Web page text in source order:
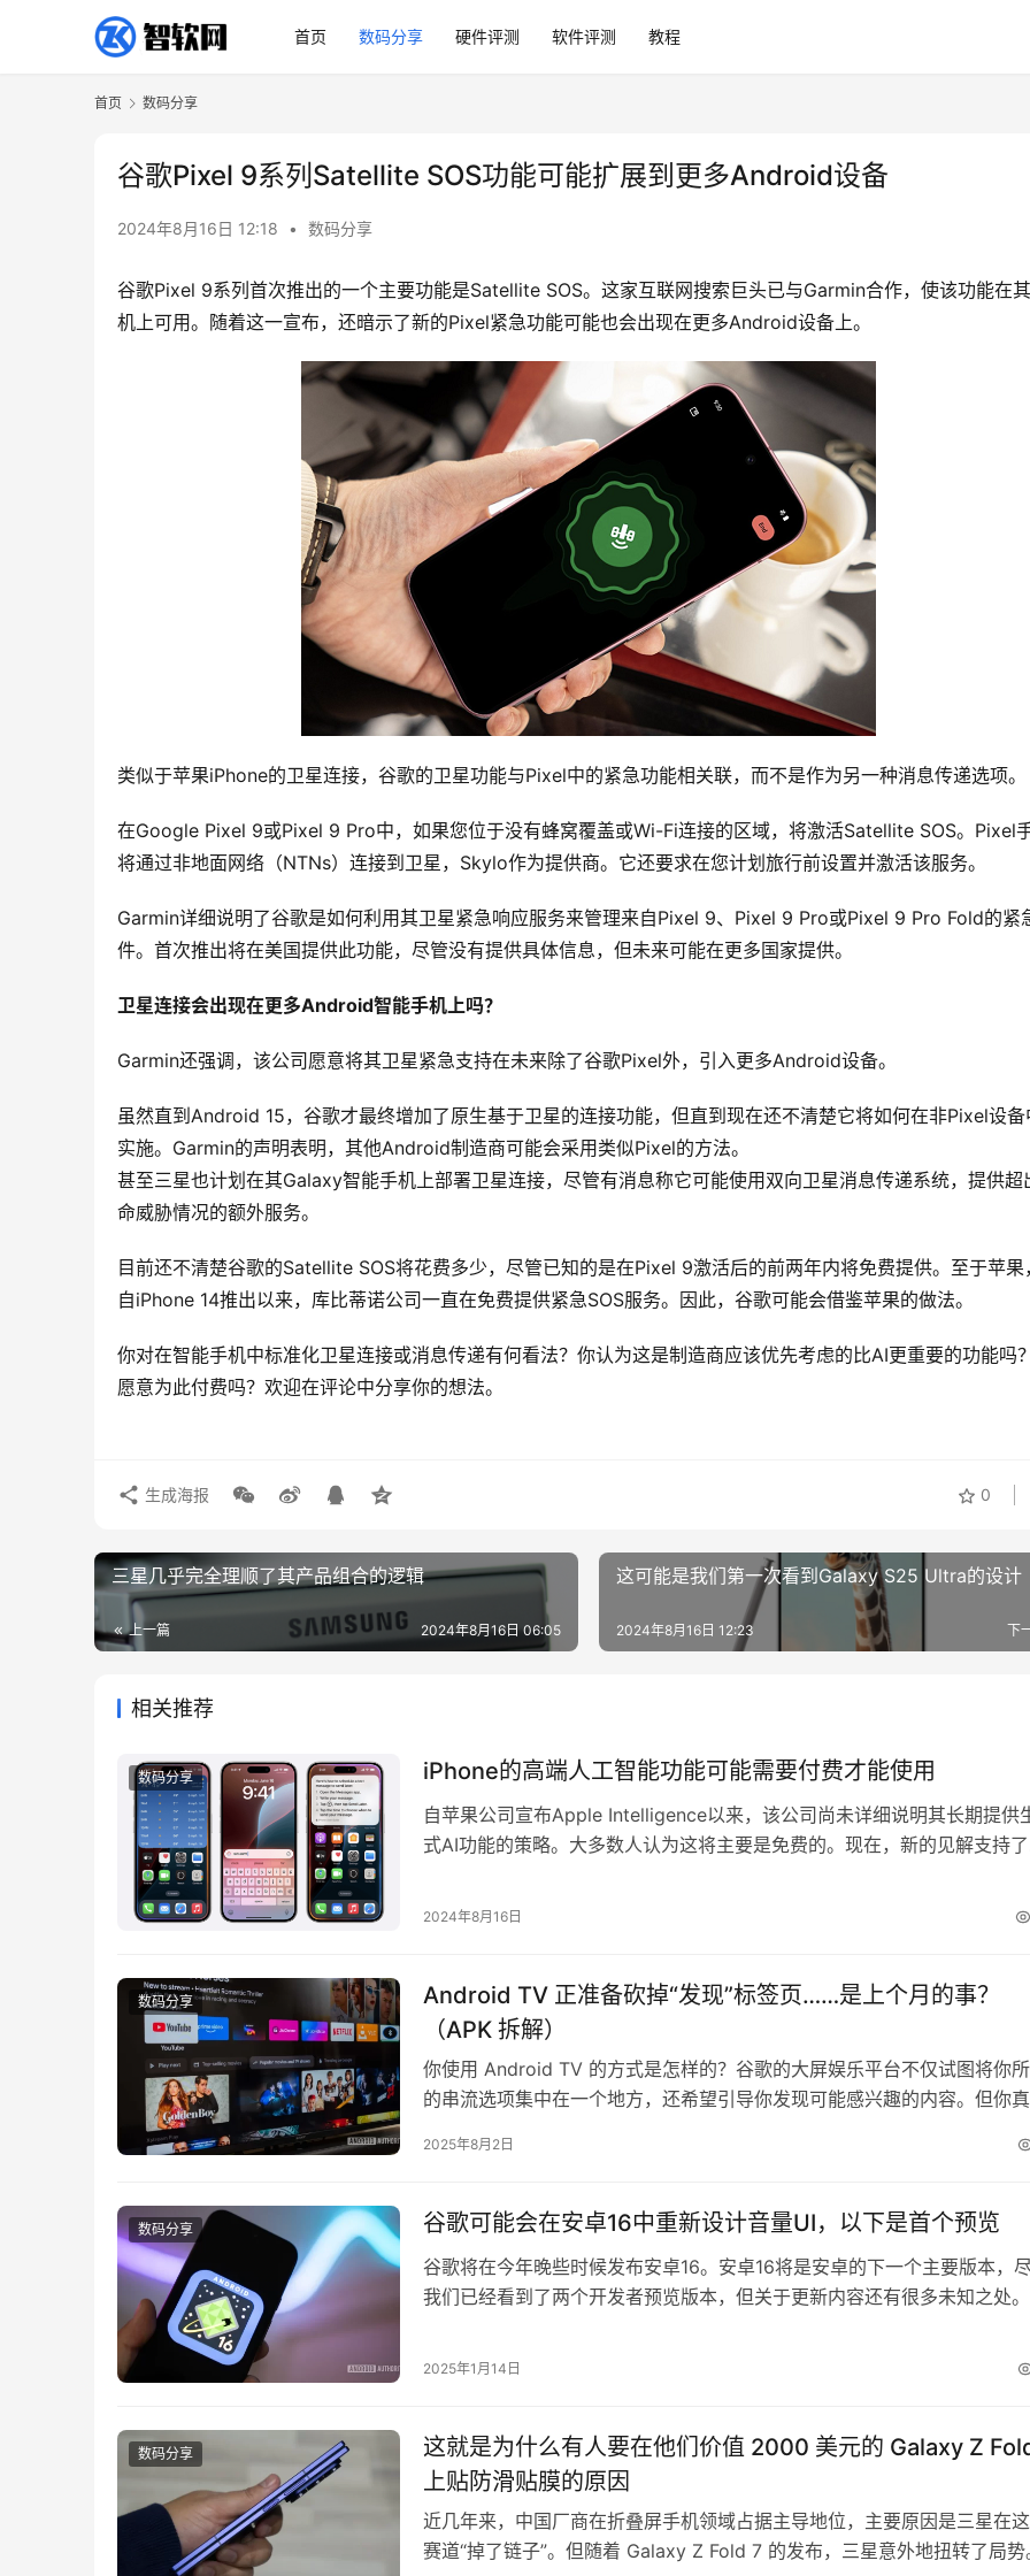
首页 数码分享 硬件评测 软件评测 教程
首页 数码分享
谷歌Pixel 9系列Satellite SOS功能可能扩展到更多Android设备
2024年8月16日 12:18 • 数码分享
谷歌Pixel 9系列首次推出的一个主要功能是Satellite SOS。这家互联网搜索巨头已与Garmin合作，使该功能在
机上可用。随着这一宣布，还暗示了新的Pixel紧急功能可能也会出现在更多Android设备上。
类似于苹果iPhone的卫星连接，谷歌的卫星功能与Pixel中的紧急功能相关联，而不是作为另一种消息传递选项。
在Google Pixel 9或Pixel 9 Pro中，如果您位于没有蜂窝覆盖或Wi-Fi连接的区域，将激活Satellite SOS。Pixel
将通过非地面网络（NTNs）连接到卫星，Skylo作为提供商。它还要求在您计划旅行前设置并激活该服务。
Garmin详细说明了谷歌是如何利用其卫星紧急响应服务来管理来自Pixel 9、Pixel 9 Pro或Pixel 9 Pro Fold的紧
件。首次推出将在美国提供此功能，尽管没有提供具体信息，但未来可能在更多国家提供。
卫星连接会出现在更多Android智能手机上吗？
Garmin还强调，该公司愿意将其卫星紧急支持在未来除了谷歌Pixel外，引入更多Android设备。
虽然直到Android 15，谷歌才最终增加了原生基于卫星的连接功能，但直到现在还不清楚它将如何在非Pixel设备
实施。Garmin的声明表明，其他Android制造商可能会采用类似Pixel的方法。
甚至三星也计划在其Galaxy智能手机上部署卫星连接，尽管有消息称它可能使用双向卫星消息传递系统，提供超
命威胁情况的额外服务。
目前还不清楚谷歌的Satellite SOS将花费多少，尽管已知的是在Pixel 9激活后的前两年内将免费提供。至于苹果，
自iPhone 14推出以来，库比蒂诺公司一直在免费提供紧急SOS服务。因此，谷歌可能会借鉴苹果的做法。
你对在智能手机中标准化卫星连接或消息传递有何看法？你认为这是制造商应该优先考虑的比AI更重要的功能吗
愿意为此付费吗？欢迎在评论中分享你的想法。
0
生成海报
三星几乎完全理顺了其产品组合的逻辑
上一篇 2024年8月16日 06:05
这可能是我们第一次看到Galaxy S25 Ultra的设计
下
2024年8月16日 12:23
相关推荐
数码分享 iPhone的高端人工智能功能可能需要付费才能使用
自苹果公司宣布Apple Intelligence以来，该公司尚未详细说明其长期提供
式AI功能的策略。大多数人认为这将主要是免费的。现在，新的见解支持了
9to5Mac突出的几次单独讨论，苹果可能会效仿OpenAI或谷歌，将一些
2024年8月16日
数码分享
Android TV 正准备砍掉“发现”标签页……是上个月的事？
（APK 拆解）
你使用 Android TV 的方式是怎样的？谷歌的大屏娱乐平台不仅试图将你
的串流选项集中在一个地方，还希望引导你发现可能感兴趣的内容。但你真
是你更倾向于直接进入自己喜欢的串流应用，一个个服务地去了解它们的新
2025年8月2日
数码分享 谷歌可能会在安卓16中重新设计音量UI，以下是首个预览
谷歌将在今年晚些时候发布安卓16。安卓16将是安卓的下一个主要版本，
我们已经看到了两个开发者预览版本，但关于更新内容还有很多未知之处。
在为安卓16准备重大的UI变化。这些变化不仅涉及快速设置/通知面板，还
2025年1月14日
数码分享
这就是为什么有人要在他们价值 2000 美元的 Galaxy Z
上贴防滑贴膜的原因
近几年来，中国厂商在折叠屏手机领域占据主导地位，主要原因是三星在
赛道“掉了链子”。但随着 Galaxy Z Fold 7 的发布，三星意外地扭转了局势